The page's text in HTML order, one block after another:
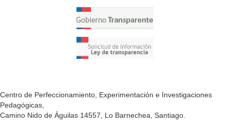
Centro de Perfeccionamiento, Experimentación e Investigaciones
Pedagógicas,
Camino Nido de Águilas 14557, Lo Barnechea, Santiago.